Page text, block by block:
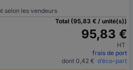
selon les vendeurs
Total (95,83 € / unité(s))
95,83 €
HT
frais de port
dont 0,42 € d’éco-part